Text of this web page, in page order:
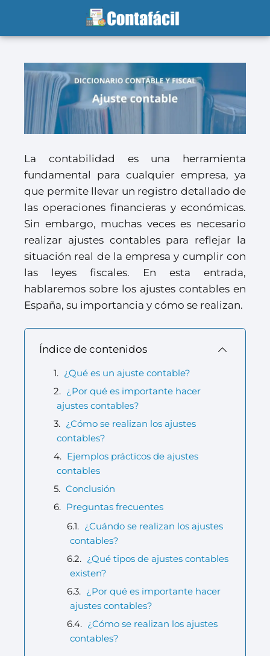
La contabilidad es una herramienta
fundamental para cualquier empresa, ya
que permite llevar un registro detallado de
las operaciones financieras y económicas.
Sin embargo, muchas veces es necesario
realizar ajustes contables para reflejar la
situación real de la empresa y cumplir con
las leyes fiscales. En esta entrada,
hablaremos sobre los ajustes contables en
España, su importancia y cómo se realizan.
Índice de contenidos
¿Qué es un ajuste contable?
¿Por qué es importante hacer
ajustes contables?
¿Cómo se realizan los ajustes
contables?
Ejemplos prácticos de ajustes
contables
Conclusión
Preguntas frecuentes
¿Cuándo se realizan los ajustes
contables?
¿Qué tipos de ajustes contables
existen?
¿Por qué es importante hacer
ajustes contables?
¿Cómo se realizan los ajustes
contables?